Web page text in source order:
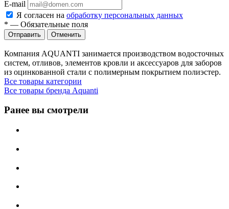
E-mail
Я согласен на обработку персональных данных
* — Обязательные поля
Отменить
Компания AQUANTI занимается производством водосточных
систем, отливов, элементов кровли и аксессуаров для заборов
из оцинкованной стали с полимерным покрытием полиэстер.
Все товары категории
Все товары бренда Aquanti
Ранее вы смотрели